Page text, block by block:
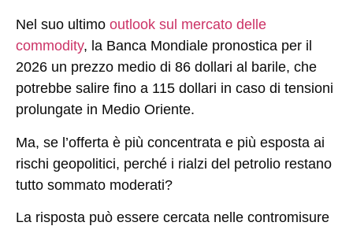
Nel suo ultimo outlook sul mercato delle
commodity, la Banca Mondiale pronostica per il
2026 un prezzo medio di 86 dollari al barile, che
potrebbe salire fino a 115 dollari in caso di tensioni
prolungate in Medio Oriente.
Ma, se l’offerta è più concentrata e più esposta ai
rischi geopolitici, perché i rialzi del petrolio restano
tutto sommato moderati?
La risposta può essere cercata nelle contromisure